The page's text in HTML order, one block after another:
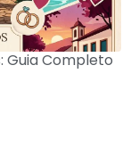
Guia Completo